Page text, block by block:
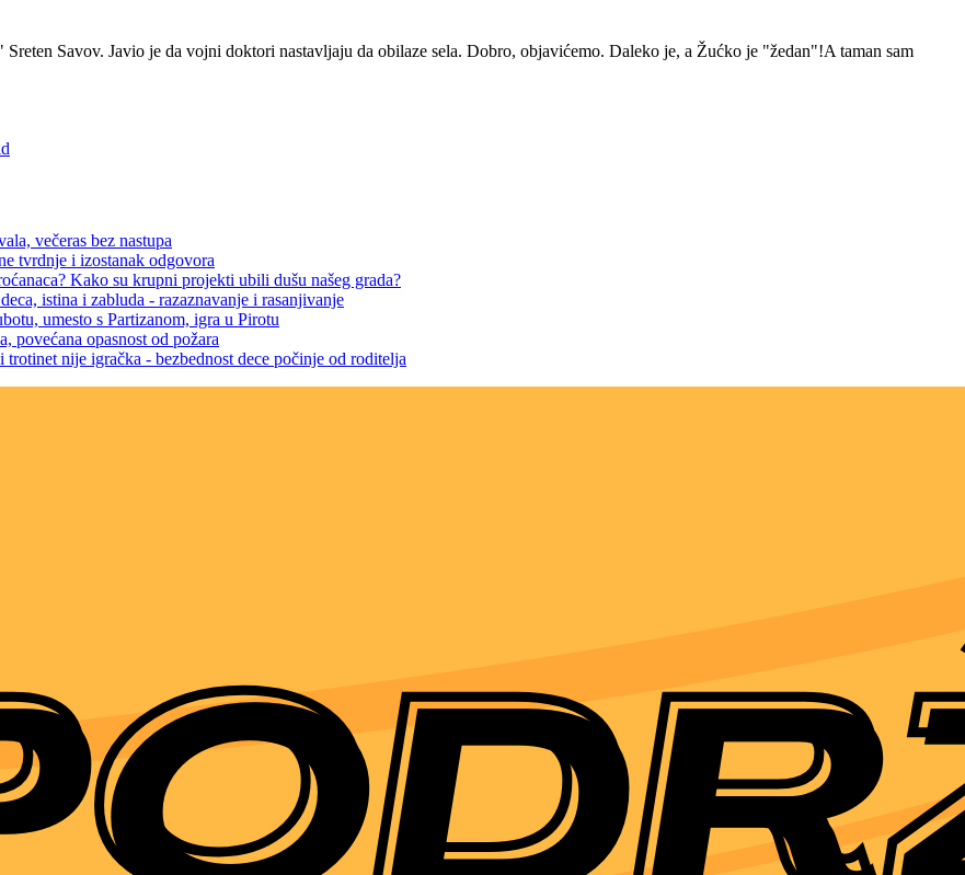
Savov. Javio je da vojni doktori nastavljaju da obilaze sela. Dobro, objavićemo. Daleko je, a Žućko je "žedan"!A taman sam
večeras bez nastupa
tvrdnje i izostanak odgovora
Kako su krupni projekti ubili dušu našeg grada?
istina i zabluda - razaznavanje i rasanjivanje
umesto s Partizanom, igra u Pirotu
povećana opasnost od požara
nije igračka - bezbednost dece počinje od roditelja